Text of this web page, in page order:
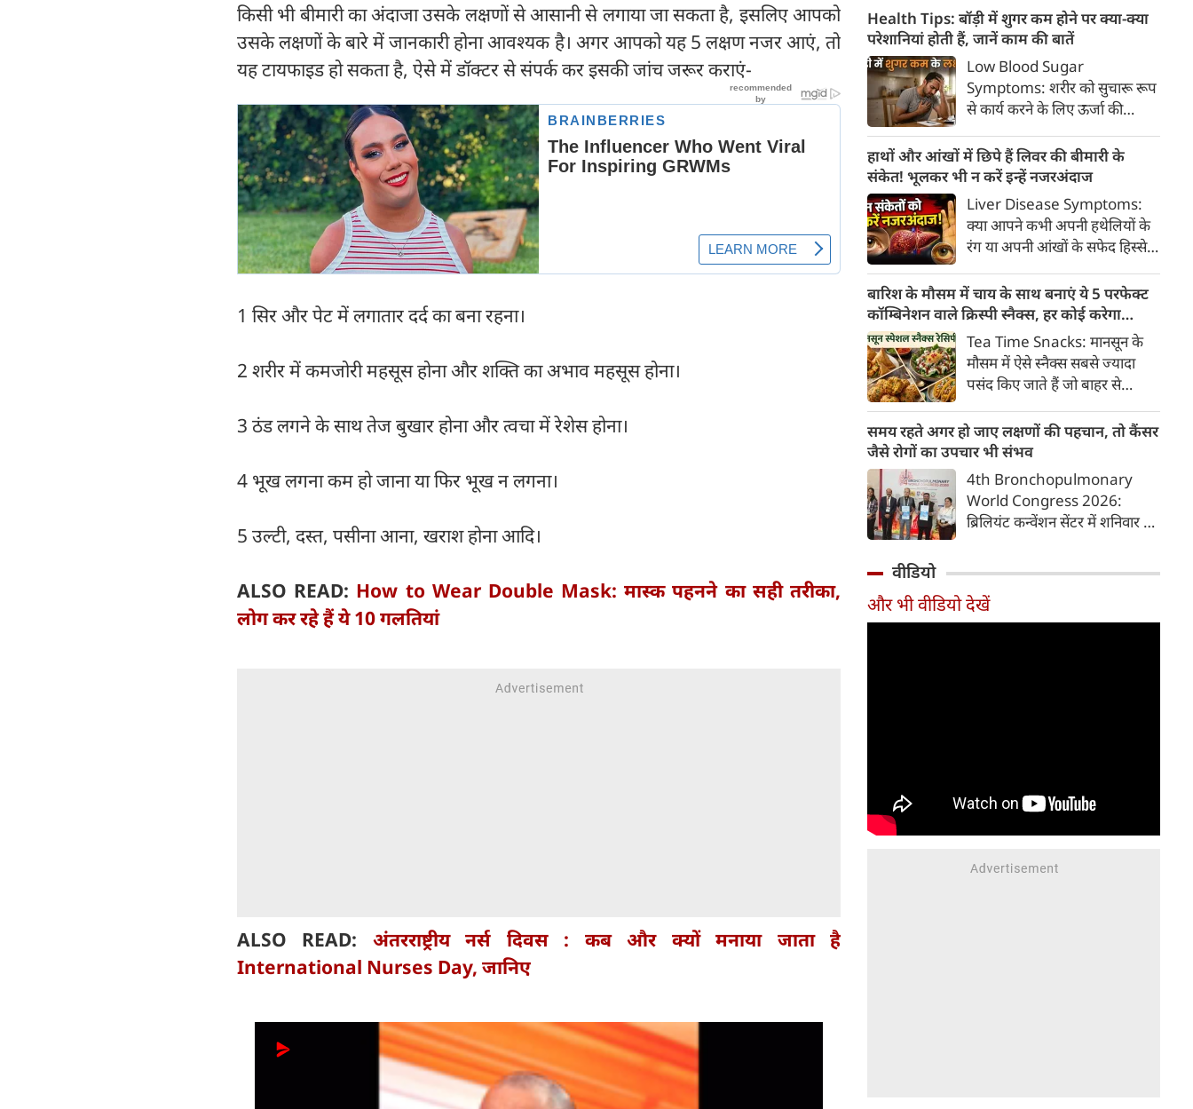
किसी भी बीमारी का अंदाजा उसके लक्षणों से आसानी से लगाया जा सकता है, इसलिए आपको
उसके लक्षणों के बारे में जानकारी होना आवश्यक है। अगर आपको यह 5 लक्षण नजर आएं, तो
यह टायफाइड हो सकता है, ऐसे में डॉक्टर से संपर्क कर इसकी जांच जरूर कराएं-
1 सिर और पेट में लगातार दर्द का बना रहना।
2 शरीर में कमजोरी महसूस होना और शक्ति का अभाव महसूस होना।
3 ठंड लगने के साथ तेज बुखार होना और त्वचा में रेशेस होना।
4 भूख लगना कम हो जाना या फिर भूख न लगना।
5 उल्टी, दस्त, पसीना आना, खराश होना आदि।
ALSO READ: How to Wear Double Mask: मास्क पहनने का सही तरीका,
लोग कर रहे हैं ये 10 गलतियां
ALSO READ: अंतरराष्ट्रीय नर्स दिवस : कब और क्यों मनाया जाता है
International Nurses Day, जानिए
प्रतिरक्षा प्रतिक्रिया है। हिस्टामिन के
निकलने से त्वचा पर लालिमा, सूजन
और खुजली होती है। यहां जानिए
मच्छर के काटने से खुजली क्यों होती
है, इसके पीछे का वैज्ञानिक कारण
क्या है, हिस्टामिन की क्या भूमिका
होती है और खुजली से राहत पाने के
प्रभावी घरेलू व चिकित्सीय उपाय।
Health Tips: बॉड़ी में शुगर कम होने पर क्या-क्या
परेशानियां होती हैं, जानें काम की बातें
Low Blood Sugar
Symptoms: शरीर को सुचारू रूप
से कार्य करने के लिए ऊर्जा की
का प्रमुख स्रोत ग्लूकोज यानी ब्लड
शुगर है। जब शरीर में ब्लड शुगर का
स्तर सामान्य से कम हो जाता है, तो
इस स्थिति को हाइपोग्लाइसीमिया
(Hypoglycemia) कहा जाता है।
ब्लड शुगर कम होने पर शरीर तुरंत
संकेत देना शुरू कर देता है।
हाथों और आंखों में छिपे हैं लिवर की बीमारी के
संकेत! भूलकर भी न करें इन्हें नजरअंदाज
Liver Disease Symptoms:
क्या आपने कभी अपनी हथेलियों के
रंग या अपनी आंखों के सफेद हिस्से
अक्सर हम हलकी लालिमा या आंखों
के पीलेपन को थकान समझकर टाल
देते हैं। लेकिन शरीर के ये छोटे-छोटे
बदलाव असल में एक बहुत बड़ी
चेतावनी हो सकते हैं।
बारिश के मौसम में चाय के साथ बनाएं ये 5 परफेक्ट
कॉम्बिनेशन वाले क्रिस्पी स्नैक्स, हर कोई करेगा
तारीफ
Tea Time Snacks: मानसून के
मौसम में ऐसे स्नैक्स सबसे ज्यादा
पसंद किए जाते हैं जो बाहर से
लाजवाब हों। यहां आपके लिये प्रस्तुत
हैं पकौड़ों से लेकर कॉर्न फ्रिटर्स तक
के कई मसालेदार स्नैक्स की ऐसी
रेसिपीज, जिन्हें आप घर पर कम
समय में आसानी से तैयार कर सकते
हैं।
समय रहते अगर हो जाए लक्षणों की पहचान, तो कैंसर
जैसे रोगों का उपचार भी संभव
4th Bronchopulmonary
World Congress 2026:
ब्रिलियंट कन्वेंशन सेंटर में शनिवार से
विदेश से आए पल्मोनोलॉजिस्ट,
क्रिटिकल केयर विशेषज्ञ, थोरासिक
(रजिस्ट्रेशन) कराया है।
वीडियो
और भी वीडियो देखें